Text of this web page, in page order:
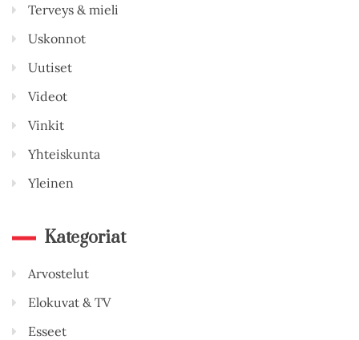
Terveys & mieli
Uskonnot
Uutiset
Videot
Vinkit
Yhteiskunta
Yleinen
Kategoriat
Arvostelut
Elokuvat & TV
Esseet